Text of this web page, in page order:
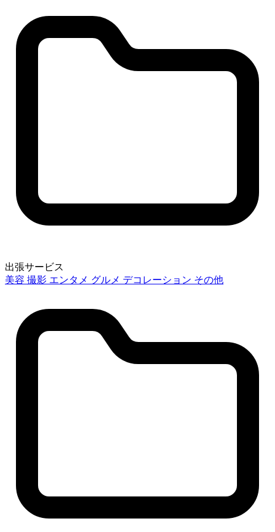
出張サービス
美容 撮影 エンタメ グルメ デコレーション その他